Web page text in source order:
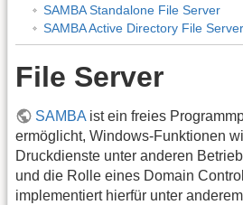
SAMBA Standalone File Server
SAMBA Active Directory File Server
File Server
SAMBA ist ein freies
ermöglicht, Windows-Funktionen
Druckdienste unter anderen
und die Rolle eines Domain
implementiert hierfür unter